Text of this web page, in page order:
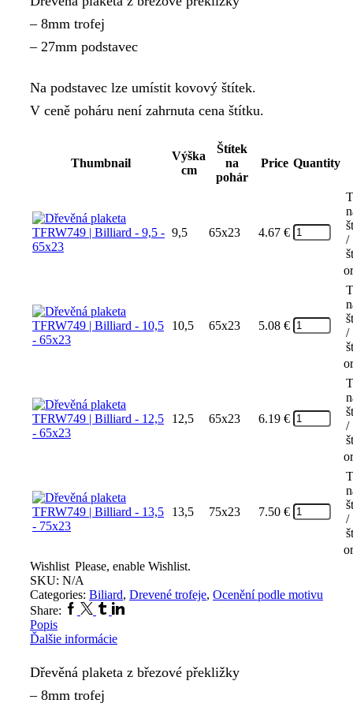
4.67 €
7.50 €
– 8mm trofej
– 27mm podstavec
Na podstavec lze umístit kovový štítek.
V ceně poháru není zahrnuta cena štítku.
Thumbnail
Výška
cm
Štítek
na
pohár
Price Quantity
9,5 65x23 4.67 €
/
or
10,5 65x23 5.08 €
/
or
12,5 65x23 6.19 €
/
or
13,5 75x23 7.50 €
/
or
Wishlist Please, enable Wishlist.
SKU: N/A
Categories: Biliard, Drevené trofeje, Ocenění podle motivu
Share: Facebook
Twitter
TumblrLinkedin
Popis
Ďalšie informácie
Dřevěná plaketa z březové překližky
– 8mm trofej